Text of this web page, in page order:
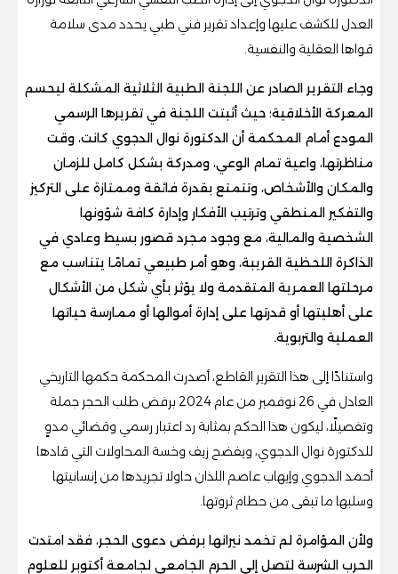
العدل للكشف عليها وإعداد تقرير فني طبي يحدد مدى سلامة
قواها العقلية والنفسية.
وجاء التقرير الصادر عن اللجنة الطبية الثلاثية المشكلة ليحسم
المعركة الأخلاقية؛ حيث أثبتت اللجنة في تقريرها الرسمي
المودع أمام المحكمة أن الدكتورة نوال الدجوي كانت، وقت
مناظرتها، واعية تمام الوعي، ومدركة بشكل كامل للزمان
والمكان والأشخاص، وتتمتع بقدرة فائقة وممتازة على التركيز
والتفكير المنطقي وترتيب الأفكار وإدارة كافة شؤونها
الشخصية والمالية، مع وجود مجرد قصور بسيط وعادي في
الذاكرة اللحظية القريبة، وهو أمر طبيعي تمامًا يتناسب مع
مرحلتها العمرية المتقدمة ولا يؤثر بأي شكل من الأشكال
على أهليتها أو قدرتها على إدارة أموالها أو ممارسة حياتها
العملية والتربوية.
واستنادًا إلى هذا التقرير القاطع، أصدرت المحكمة حكمها التاريخي
العادل في 26 نوفمبر من عام 2024 برفض طلب الحجر جملة
وتفصيلًا، ليكون هذا الحكم بمثابة رد اعتبار رسمي وقضائي مدوٍ
للدكتورة نوال الدجوي، ويفضح زيف وخسة المحاولات التي قادها
أحمد الدجوي وإيهاب عاصم اللذان حاولا تجريدها من إنسانيتها
وسلبها ما تبقى من حطام ثروتها.
ولأن المؤامرة لم تخمد نيرانها برفض دعوى الحجر، فقد امتدت
الحرب الشرسة لتصل إلى الحرم الجامعي لجامعة أكتوبر للعلوم